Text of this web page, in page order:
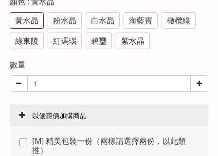
黃水晶
粉水晶 白水晶 海藍寶
橄欖綠
綠東陵
紅瑪瑙 碧璽 紫水晶
數量
以優惠價加購商品
[M] 精美包裝一份（兩樣請選擇兩份，以此類
推）